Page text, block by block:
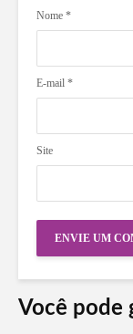
Nome *
E-mail *
Site
Você pode